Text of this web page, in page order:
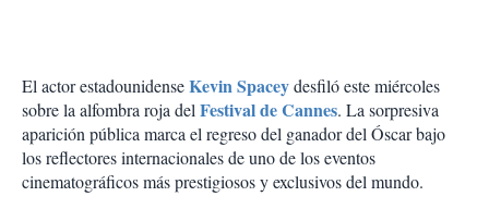
El actor estadounidenseKevin Spaceydesfiló este miércoles
sobre la alfombra roja delFestival de Cannes. La sorpresiva
aparición pública marca el regreso del ganador del Óscar bajo
los reflectores internacionales de uno de los eventos
cinematográficos más prestigiosos y exclusivos del mundo.